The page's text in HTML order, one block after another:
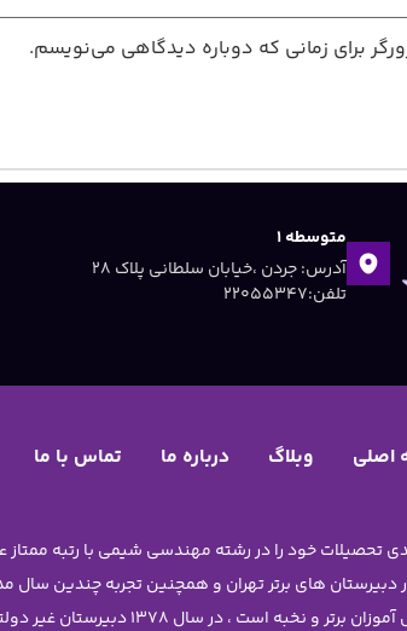
برای زمانی که دوباره دیدگاهی می‌نویسم.
متوسطه ۱
آدرس: جردن ،خیابان سلطانی پلاک ۲۸
تلفن:۲۲۰۵۵۳۴۷
اصلی وبلاگ درباره ما تماس با ما
دبیرستان های برتر تهران و همچنین تجربه چندین
دختران نوجوان آن چنان که